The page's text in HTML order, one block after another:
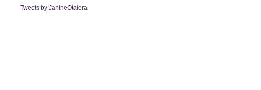
Tweets by JanineOtalora